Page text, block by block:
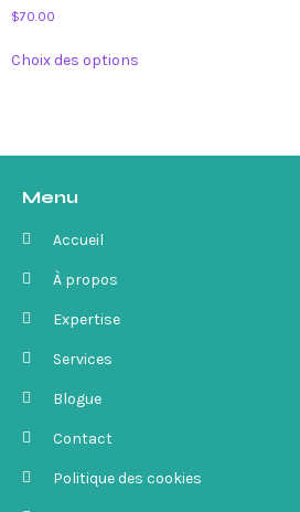
$70.00
Choix des options
Menu
Accueil
À propos
Expertise
Services
Blogue
Contact
Politique des cookies